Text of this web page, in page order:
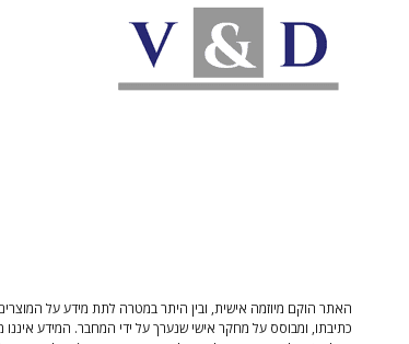
האתר הוקם מיוזמה אישית, ובין היתר במטרה לתת מידע על
כתיבתו, ומבוסס על מחקר אישי שנערך על ידי המחבר. המידע